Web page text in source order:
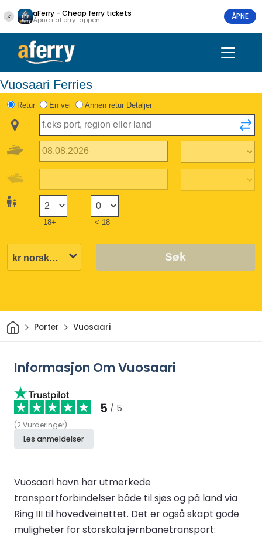
aFerry - Cheap ferry tickets
Åpne i aFerry-appen ÅPNE
Vuosaari Ferries
Retur En vei Annen retur Detaljer
18+ < 18
Søk
HjemPorter Vuosaari
Informasjon Om Vuosaari
5 / 5
(2Vurderinger)
Les anmeldelser
Vuosaari havn har utmerkede
transportforbindelser både til sjøs og på land via
Ring III til hovedveinettet. Det er også skapt gode
muligheter for storskala jernbanetransport: